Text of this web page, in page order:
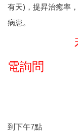
有天)，提昇治癒率
病患。
若身體
電詢問
門診時
到下午7點